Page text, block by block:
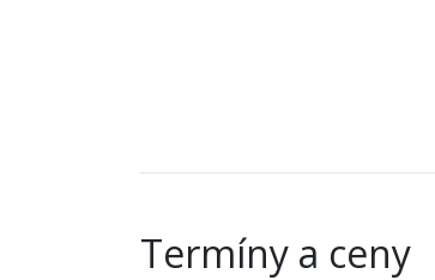
Termíny a ceny